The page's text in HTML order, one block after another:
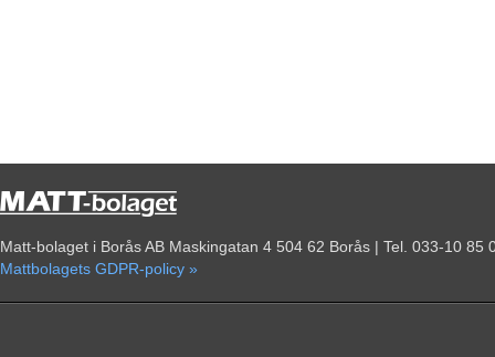
Matt-bolaget i Borås AB Maskingatan 4 504 62 Borås | Tel. 033-10
Mattbolagets GDPR-policy »